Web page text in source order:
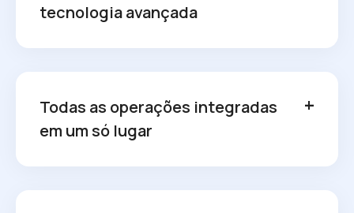
tecnologia avançada
Todas as operações integradas
em um só lugar